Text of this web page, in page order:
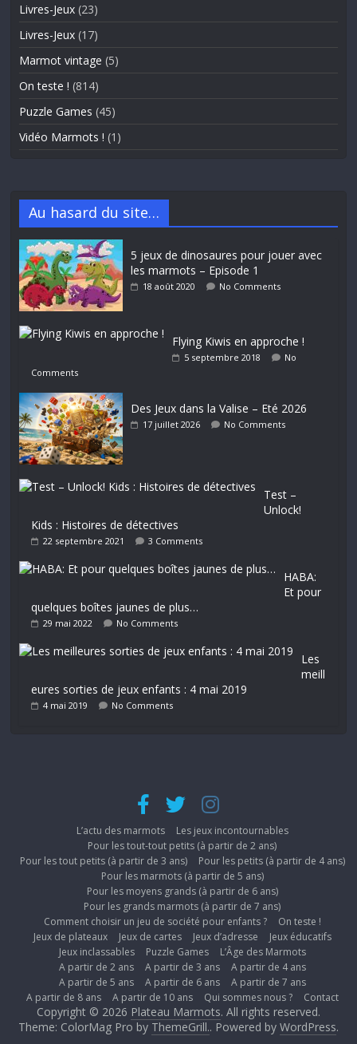
Livres-Jeux (23)
Livres-Jeux (17)
Marmot vintage (5)
On teste ! (814)
Puzzle Games (45)
Vidéo Marmots ! (1)
Au hasard du site…
5 jeux de dinosaures pour jouer avec
les marmots – Episode 1
18 août 2020 No Comments
Flying Kiwis en approche !
5 septembre 2018
No
Comments
Des Jeux dans la Valise – Eté 2026
17 juillet 2026 No Comments
Test –
Unlock!
Kids : Histoires de détectives
22 septembre 2021 3 Comments
HABA:
Et pour
quelques boîtes jaunes de plus…
29 mai 2022 No Comments
Les
meill
eures sorties de jeux enfants : 4 mai 2019
4 mai 2019 No Comments
L’actu des marmots
Les jeux incontournables
Pour les tout-tout petits (à partir de 2 ans)
Pour les tout petits (à partir de 3 ans)
Pour les petits (à partir de 4 ans)
Pour les marmots (à partir de 5 ans)
Pour les moyens grands (à partir de 6 ans)
Pour les grands marmots (à partir de 7 ans)
Comment choisir un jeu de société pour enfants ?
On teste !
Jeux de plateaux
Jeux de cartes Jeux d’adresse
Jeux éducatifs
Jeux inclassables
Puzzle Games
L’Âge des Marmots
A partir de 2 ans
A partir de 3 ans
A partir de 4 ans
A partir de 5 ans
A partir de 6 ans
A partir de 7 ans
A partir de 8 ans
A partir de 10 ans Qui sommes nous ? Contact
Copyright © 2026 Plateau Marmots. All rights reserved.
Theme: ColorMag Pro by ThemeGrill.. Powered by WordPress.